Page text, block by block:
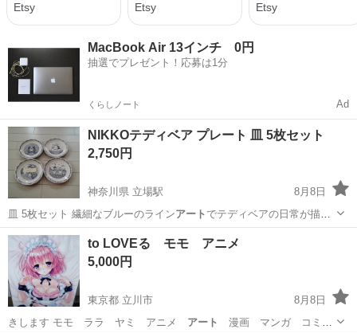
MacBook Air 13インチ 0円
抽選でプレゼント！応募は1分
くらしノート Ad
NIKKOテディベア プレート 皿 5枚セット
2,750円
神奈川県 立場駅
8月8日
皿 5枚セット 繊細なブルーのラインアート でテディベアの日常が描か
れた、縁取りが…
神奈川 横浜市
to LOVEる モモ アニメ
5,000円
東京都 立川市
8月8日
きします モモ ララ ヤミ アニメ アート
漫画 マンガ コミッ